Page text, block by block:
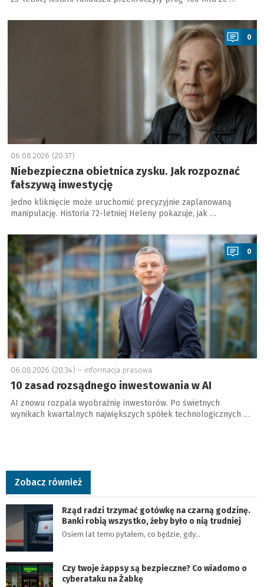
a
0
06.08.2026 (20:37)
Niebezpieczna obietnica zysku. Jak rozpoznać
fałszywą inwestycję
Jedno kliknięcie może uruchomić precyzyjnie zaplanowaną
manipulację. Historia 72-letniej Heleny pokazuje, jak …
a
0
06.08.2026 (20:34) – informacja prasowa
10 zasad rozsądnego inwestowania w AI
AI znowu rozpala wyobraźnię inwestorów. Po świetnych
wynikach kwartalnych największych spółek technologicznych …
Zobacz również
Rząd radzi trzymać gotówkę na czarną godzinę.
Banki robią wszystko, żeby było o nią trudniej
Osiem lat temu pytałem, co będzie, gdy…
Czy twoje żappsy są bezpieczne? Co wiadomo o
cyberataku na Żabkę